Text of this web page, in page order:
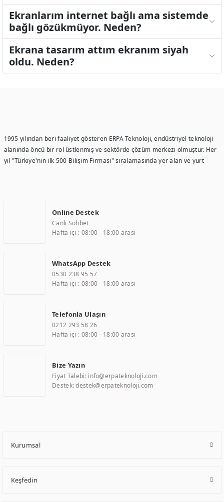
Ekranlarım internet bağlı ama sistemde
bağlı gözükmüyor. Neden?
Ekrana tasarım attım ekranım siyah
oldu. Neden?
1995 yılından beri faaliyet gösteren ERPA Teknoloji, endüstriyel teknoloji
alanında öncü bir rol üstlenmiş ve sektörde çözüm merkezi olmuştur. Her
yıl "Türkiye'nin ilk 500 Bilişim Firması" sıralamasında yer alan ve yurt
TOCHI markası altında kendi ürettiği ürünlerde kullanmıştır. Günümüzde
TOCHI; videowall, digital signage, kiosk, totem, akıllı durak ekranı, araç içi
ekran, asansör ekranı, digital menüboard, marin ekran, medikal ekran,
ekranları, endüstriyel ekranlar, kapı önü bilgi ekranları, panel PC,
endüstriyel Panel PC, mini PC, endüstriyel mini PC ve akıllı bina sistemleri
gibi çözümleri 4.5" ile 110” boyutları arasında üretebilirken, ayrıca
ERPA Teknoloji, geniş bir yelpazede sektörlerle işbirliği yaparak çeşitli
çözümler sunmaktadır. Bu kapsamda, akıllı bina, AVM, sinema, finans,
anlamak ve karşılamak için özelleştirilmiş çözümler geliştirmek, ERPA
Teknoloji'nin uzmanlık alanları arasında yer almaktadır. ERPA Teknoloji,
uluslararası standartlarda kalite belgelerine ve sertifikalara sahip olup,
Online Destek
Canlı Sohbet
Hafta içi : 08:00 - 18:00 arası
WhatsApp Destek
0530 238 95 57
Hafta içi : 08:00 - 18:00 arası
Telefonla Ulaşın
0212 293 58 26
Hafta içi : 08:00 - 18:00 arası
Bize Yazın
Fiyat Talebi: info@erpateknoloji.com
Destek: destek@erpateknoloji.com
Kurumsal
Keşfedin